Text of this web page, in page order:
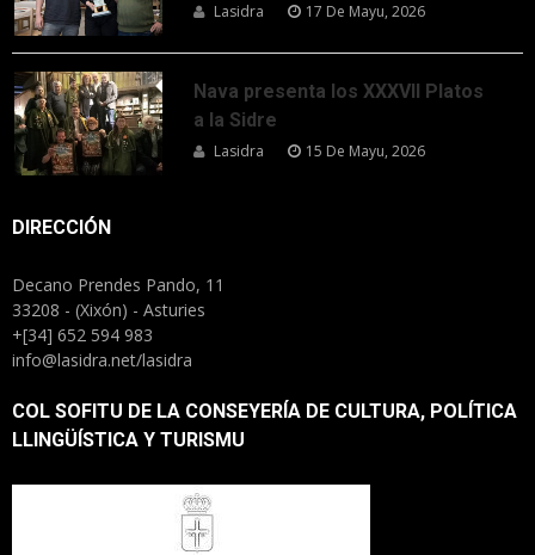
Lasidra 17 De Mayu, 2026
Nava presenta los XXXVII Platos
a la Sidre
Lasidra 15 De Mayu, 2026
DIRECCIÓN
Decano Prendes Pando, 11
33208 - (Xixón) - Asturies
+[34] 652 594 983
info@lasidra.net/lasidra
COL SOFITU DE LA CONSEYERÍA DE CULTURA, POLÍTICA
LLINGÜÍSTICA Y TURISMU